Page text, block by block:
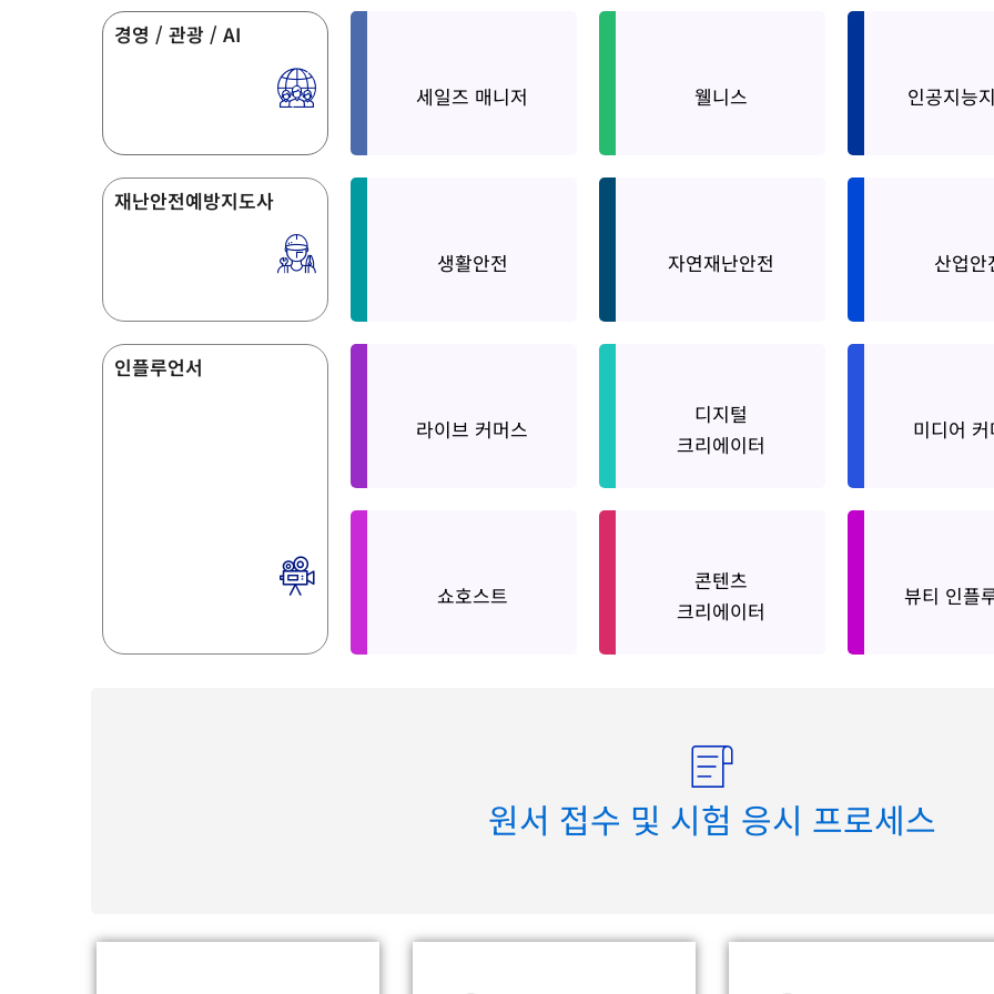
경영 / 관광 / AI
세일즈 매니저 웰니스 인공지능
재난안전예방지도사
생활안전 자연재난안전
Disaster Safety
산업안
Safety
인플루언서
라이브 커머스
쇼호스트
디지털
크리에이터
Digital Creator
콘텐츠
크리에이터
Contents
Creator
미디어
뷰티 인플
원서 접수 및 시험 응시 프로세스